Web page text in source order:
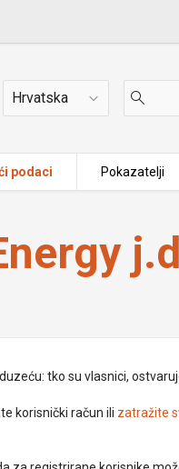
Država
podaci Pokazatelji
tko su vlasnici,
korisnički račun ili zatražite